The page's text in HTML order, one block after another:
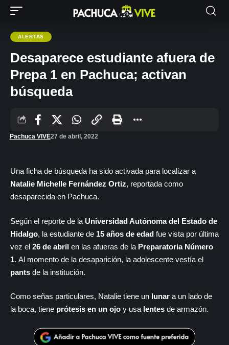
ALERTAS
Desaparece estudiante afuera de
Prepa 1 en Pachuca; activan
búsqueda
Pachuca VIVE27 de abril, 2022
Una ficha de búsqueda ha sido activada para localizar a
Natalie Michelle Fernández Ortiz, reportada como
desaparecida en Pachuca.
Según el reporte de la Universidad Autónoma del Estado de
Hidalgo, la estudiante de 15 años de edad fue vista por última
vez el 26 de abril en las afueras de la Preparatoria Número
1. Al momento de la desaparición, la adolescente vestía el
pants de la institución.
Como señas particulares, Natalie tiene un lunar a un lado de
la boca, tiene prótesis en un ojo y usa lentes de armazón.